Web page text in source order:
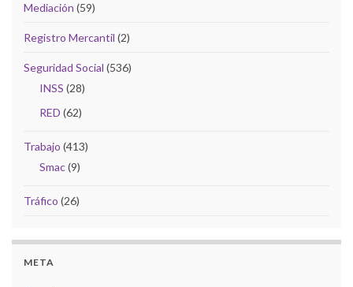
Mediación (59)
Registro Mercantil (2)
Seguridad Social (536)
INSS (28)
RED (62)
Trabajo (413)
Smac(9)
Tráfico (26)
META